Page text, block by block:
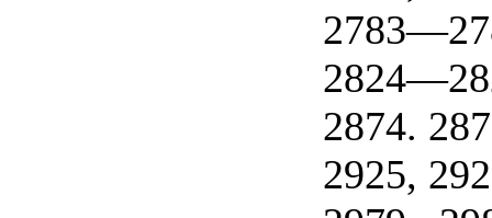
2874.
2925,